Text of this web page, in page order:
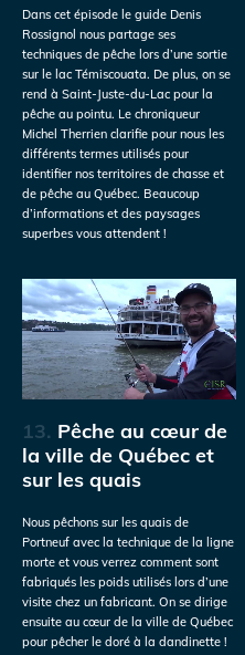
Dans cet épisode le guide Denis
Rossignol nous partage ses
techniques de pêche lors d’une sortie
sur le lac Témiscouata. De plus, on se
rend à Saint-Juste-du-Lac pour la
pêche au pointu. Le chroniqueur
Michel Therrien clarifie pour nous les
différents termes utilisés pour
identifier nos territoires de chasse et
de pêche au Québec. Beaucoup
d’informations et des paysages
superbes vous attendent !
13. Pêche au cœur de
la ville de Québec et
sur les quais
Nous pêchons sur les quais de
Portneuf avec la technique de la ligne
morte et vous verrez comment sont
fabriqués les poids utilisés lors d’une
visite chez un fabricant. On se dirige
ensuite au cœur de la ville de Québec
pour pêcher le doré à la dandinette !